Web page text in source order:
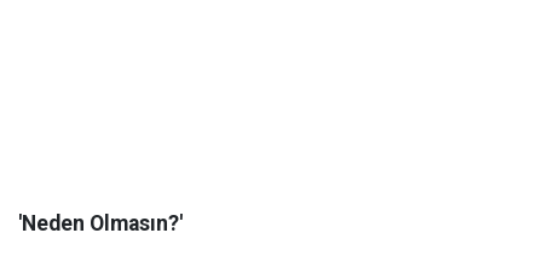
'Neden Olmasın?'